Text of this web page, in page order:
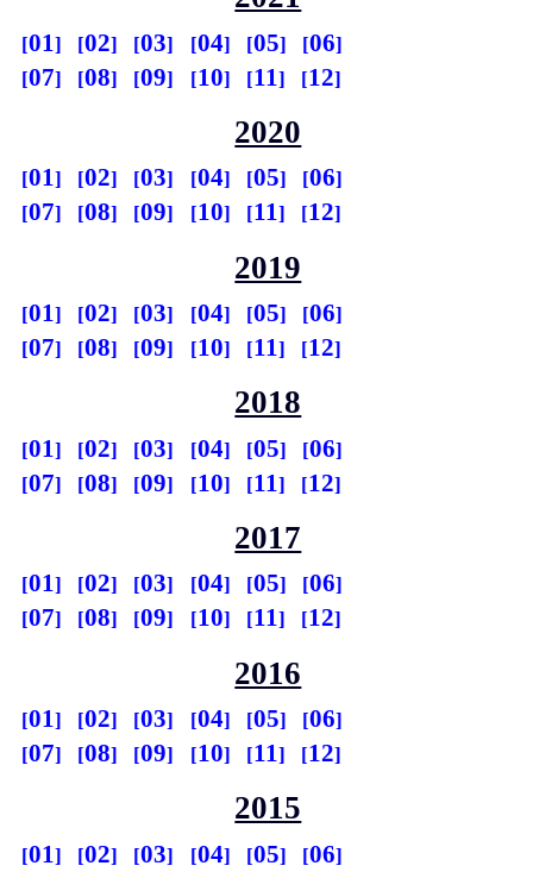
01 02 03 04 05
06
07
08 09 10 11 12
2020
01 02 03 04 05
06
07
08 09 10 11 12
2019
01 02 03 04 05
06
07
08 09 10 11 12
2018
01 02 03 04 05
06
07
08 09 10 11 12
2017
01 02 03 04 05
06
07
08 09 10 11 12
2016
01 02 03 04 05
06
07
08 09 10 11 12
2015
01 02 03 04 05
06